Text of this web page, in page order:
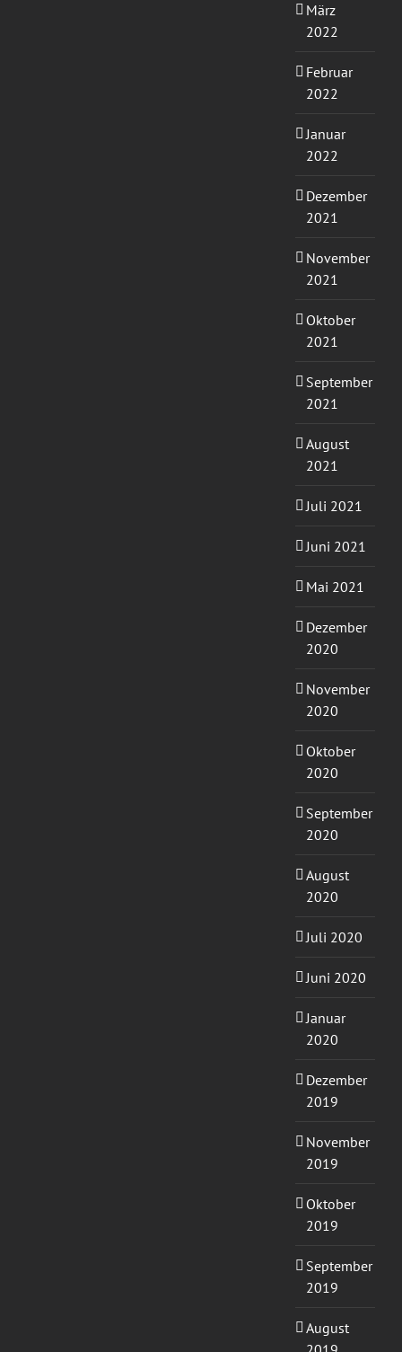
März
2022
Februar
2022
Januar
2022
Dezember
2021
November
2021
Oktober
2021
September
2021
August
2021
Juli 2021
Juni 2021
Mai 2021
Dezember
2020
November
2020
Oktober
2020
September
2020
August
2020
Juli 2020
Juni 2020
Januar
2020
Dezember
2019
November
2019
Oktober
2019
September
2019
August